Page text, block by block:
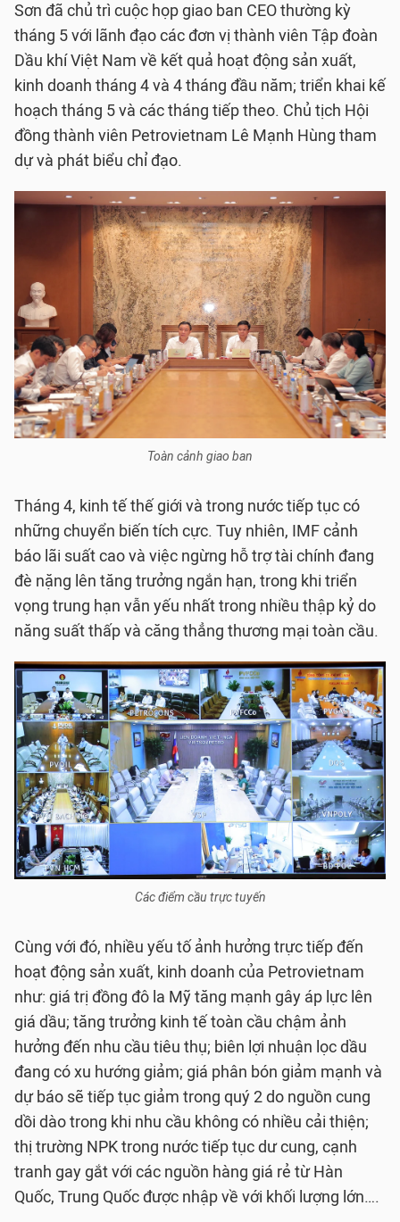
Sơn đã chủ trì cuộc họp giao ban CEO thường kỳ
tháng 5 với lãnh đạo các đơn vị thành viên Tập đoàn
Dầu khí Việt Nam về kết quả hoạt động sản xuất,
kinh doanh tháng 4 và 4 tháng đầu năm; triển khai kế
hoạch tháng 5 và các tháng tiếp theo. Chủ tịch Hội
đồng thành viên Petrovietnam Lê Mạnh Hùng tham
dự và phát biểu chỉ đạo.
Toàn cảnh giao ban
Tháng 4, kinh tế thế giới và trong nước tiếp tục có
những chuyển biến tích cực. Tuy nhiên, IMF cảnh
báo lãi suất cao và việc ngừng hỗ trợ tài chính đang
đè nặng lên tăng trưởng ngắn hạn, trong khi triển
vọng trung hạn vẫn yếu nhất trong nhiều thập kỷ do
năng suất thấp và căng thẳng thương mại toàn cầu.
Các điểm cầu trực tuyến
Cùng với đó, nhiều yếu tố ảnh hưởng trực tiếp đến
hoạt động sản xuất, kinh doanh của Petrovietnam
như: giá trị đồng đô la Mỹ tăng mạnh gây áp lực lên
giá dầu; tăng trưởng kinh tế toàn cầu chậm ảnh
hưởng đến nhu cầu tiêu thụ; biên lợi nhuận lọc dầu
đang có xu hướng giảm; giá phân bón giảm mạnh và
dự báo sẽ tiếp tục giảm trong quý 2 do nguồn cung
dồi dào trong khi nhu cầu không có nhiều cải thiện;
thị trường NPK trong nước tiếp tục dư cung, cạnh
tranh gay gắt với các nguồn hàng giá rẻ từ Hàn
Quốc, Trung Quốc được nhập về với khối lượng lớn….